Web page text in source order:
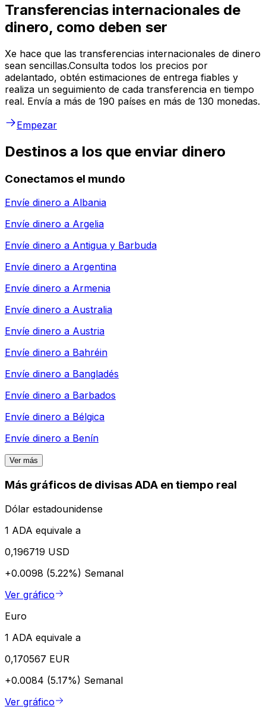
Transferencias internacionales de
dinero, como deben ser
Xe hace que las transferencias internacionales de dinero
sean sencillas.Consulta todos los precios por
adelantado, obtén estimaciones de entrega fiables y
realiza un seguimiento de cada transferencia en tiempo
real. Envía a más de 190 países en más de 130 monedas.
Empezar
Destinos a los que enviar dinero
Conectamos el mundo
Envíe dinero a Albania
Envíe dinero a Argelia
Envíe dinero a Antigua y Barbuda
Envíe dinero a Argentina
Envíe dinero a Armenia
Envíe dinero a Australia
Envíe dinero a Austria
Envíe dinero a Bahréin
Envíe dinero a Bangladés
Envíe dinero a Barbados
Envíe dinero a Bélgica
Envíe dinero a Benín
Ver más
Más gráficos de divisas ADA en tiempo real
Dólar estadounidense
1 ADA equivale a
0,196719 USD
+0.0098 (5.22%) Semanal
Ver gráfico
Euro
1 ADA equivale a
0,170567 EUR
+0.0084 (5.17%) Semanal
Ver gráfico